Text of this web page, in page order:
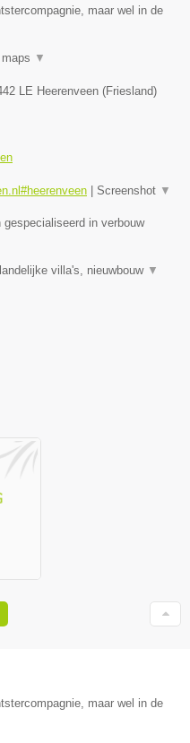
maar wel in de
▼
LE Heerenveen (Friesland)
Screenshot ▼
in verbouw
villa's, nieuwbouw ▼
maar wel in de